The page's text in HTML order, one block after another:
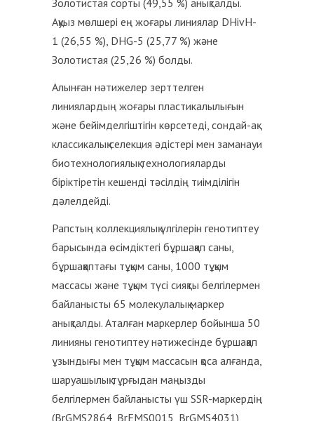
Золотистая сорты (49,55 %) анықталды.
Ақуыз мөлшері ең жоғары линиялар DHivH-
1 (26,55 %), DHG-5 (25,77 %) және
Золотистая (25,26 %) болды.
Алынған нәтижелер зерттелген
линиялардың жоғары пластикалылығын
және бейімделгіштігін көрсетеді, сондай-ақ
классикалық селекция әдістері мен заманауи
биотехнологиялық технологияларды
біріктіретін кешенді тәсілдің тиімділігін
дәлелдейді.
Рапстың коллекциялық үлгілерін генотиптеу
барысында өсімдіктегі бұршаққап саны,
бұршаққаптағы тұқым саны, 1000 тұқым
массасы және тұқым түсі сияқты белгілермен
байланысты 65 молекулалық маркер
анықталды. Аталған маркерлер бойынша 50
линияны генотиптеу нәтижесінде бұршаққап
ұзындығы мен тұқым массасын қоса алғанда,
шаруашылық тұрғыдан маңызды
белгілермен байланысты үш SSR-маркердің
(BrGMS2864, BrEMS0015, BrGMS4031)